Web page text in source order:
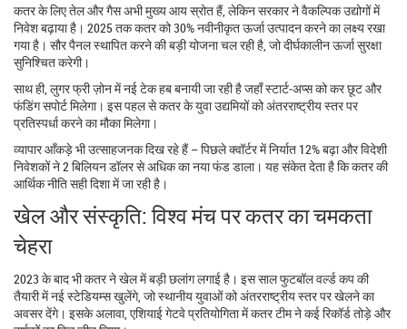
कतर के लिए तेल और गैस अभी मुख्य आय स्रोत हैं, लेकिन सरकार ने वैकल्पिक उद्योगों में
निवेश बढ़ाया है। 2025 तक कतर को 30% नवीनीकृत ऊर्जा उत्पादन करने का लक्ष्य रखा
गया है। सौर पैनल स्थापित करने की बड़ी योजना चल रही है, जो दीर्घकालीन ऊर्जा सुरक्षा
सुनिश्चित करेगी।
साथ ही, लुगर फ्री ज़ोन में नई टेक हब बनायी जा रही है जहाँ स्टार्ट‑अप्स को कर छूट और
फंडिंग सपोर्ट मिलेगा। इस पहल से कतर के युवा उद्यमियों को अंतरराष्ट्रीय स्तर पर
प्रतिस्पर्धा करने का मौका मिलेगा।
व्यापार आँकड़े भी उत्साहजनक दिख रहे हैं – पिछले क्वॉर्टर में निर्यात 12% बढ़ा और विदेशी
निवेशकों ने 2 बिलियन डॉलर से अधिक का नया फंड डाला। यह संकेत देता है कि कतर की
आर्थिक नीति सही दिशा में जा रही है।
खेल और संस्कृति: विश्व मंच पर कतर का चमकता
चेहरा
2023 के बाद भी कतर ने खेल में बड़ी छलांग लगाई है। इस साल फुटबॉल वर्ल्ड कप की
तैयारी में नई स्टेडियम्स खुलेंगे, जो स्थानीय युवाओं को अंतरराष्ट्रीय स्तर पर खेलने का
अवसर देंगे। इसके अलावा, एशियाई गेटवे प्रतियोगिता में कतर टीम ने कई रिकॉर्ड तोड़े और